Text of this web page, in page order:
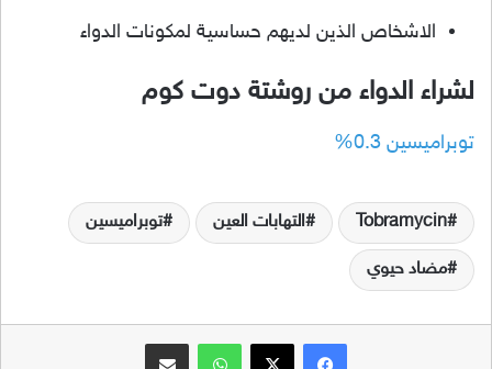
الاشخاص الذين لديهم حساسية لمكونات الدواء
لشراء الدواء من روشتة دوت كوم
توبراميسين 0.3%
Tobramycin التهابات العين توبراميسين
مضاد حيوي
فيسبوك واتساب